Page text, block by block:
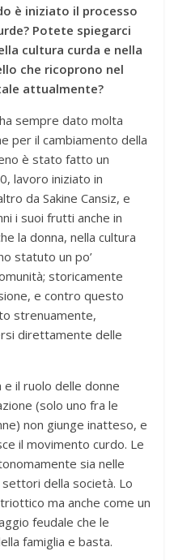
è iniziato il processo
Potete spiegarci
cultura curda e nella
che ricoprono nel
attualmente?
sempre dato molta
per il cambiamento della
è stato fatto un
lavoro iniziato in
da Sakine Cansiz, e
i suoi frutti anche in
la donna, nella cultura
statuto un po’
storicamente
e contro questo
strenuamente,
direttamente delle
il ruolo delle donne
(solo uno fra le
non giunge inatteso, e
il movimento curdo. Le
sia nelle
della società. Lo
ma anche come un
feudale che le
famiglia e basta.